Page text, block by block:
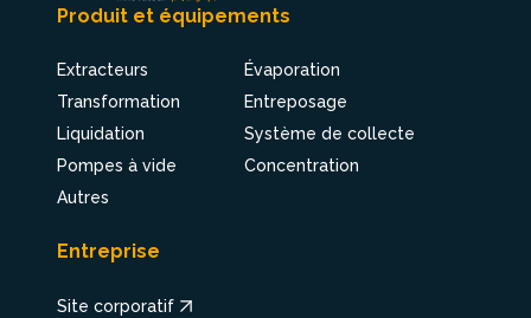
Produit et équipements
Extracteurs
Évaporation
Transformation
Entreposage
Liquidation
Système de collecte
Pompes à vide
Concentration
Autres
Entreprise
Site corporatif